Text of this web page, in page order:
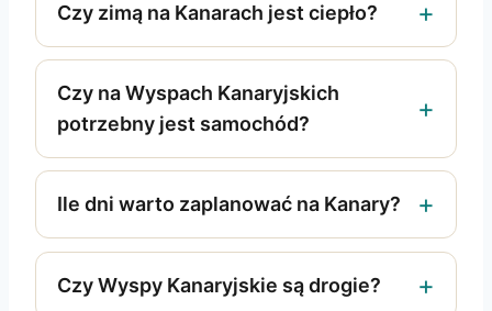
Czy zimą na Kanarach jest ciepło?
Czy na Wyspach Kanaryjskich
potrzebny jest samochód?
Ile dni warto zaplanować na Kanary?
Czy Wyspy Kanaryjskie są drogie?